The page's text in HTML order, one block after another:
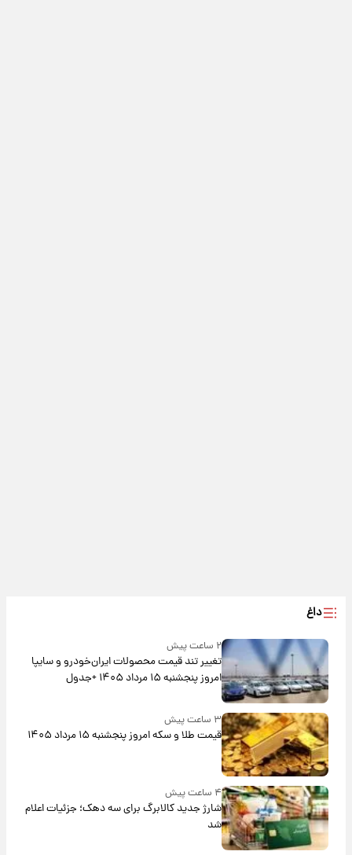
داغ
۲ ساعت پیش
تغییر تند قیمت محصولات ایران‌خودرو و سایپا
امروز پنجشنبه ۱۵ مرداد ۱۴۰۵ +جدول
۳ ساعت پیش
قیمت طلا و سکه امروز پنجشنبه ۱۵ مرداد ۱۴۰۵
۴ ساعت پیش
شارژ جدید کالابرگ برای سه دهک؛ جزئیات اعلام
شد